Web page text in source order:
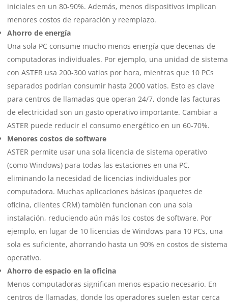
iniciales en un 80-90%. Además, menos dispositivos implican
menores costos de reparación y reemplazo.
Ahorro de energía
Una sola PC consume mucho menos energía que decenas de
computadoras individuales. Por ejemplo, una unidad de sistema
con ASTER usa 200-300 vatios por hora, mientras que 10 PCs
separados podrían consumir hasta 2000 vatios. Esto es clave
para centros de llamadas que operan 24/7, donde las facturas
de electricidad son un gasto operativo importante. Cambiar a
ASTER puede reducir el consumo energético en un 60-70%.
Menores costos de software
ASTER permite usar una sola licencia de sistema operativo
(como Windows) para todas las estaciones en una PC,
eliminando la necesidad de licencias individuales por
computadora. Muchas aplicaciones básicas (paquetes de
oficina, clientes CRM) también funcionan con una sola
instalación, reduciendo aún más los costos de software. Por
ejemplo, en lugar de 10 licencias de Windows para 10 PCs, una
sola es suficiente, ahorrando hasta un 90% en costos de sistema
operativo.
Ahorro de espacio en la oficina
Menos computadoras significan menos espacio necesario. En
centros de llamadas, donde los operadores suelen estar cerca